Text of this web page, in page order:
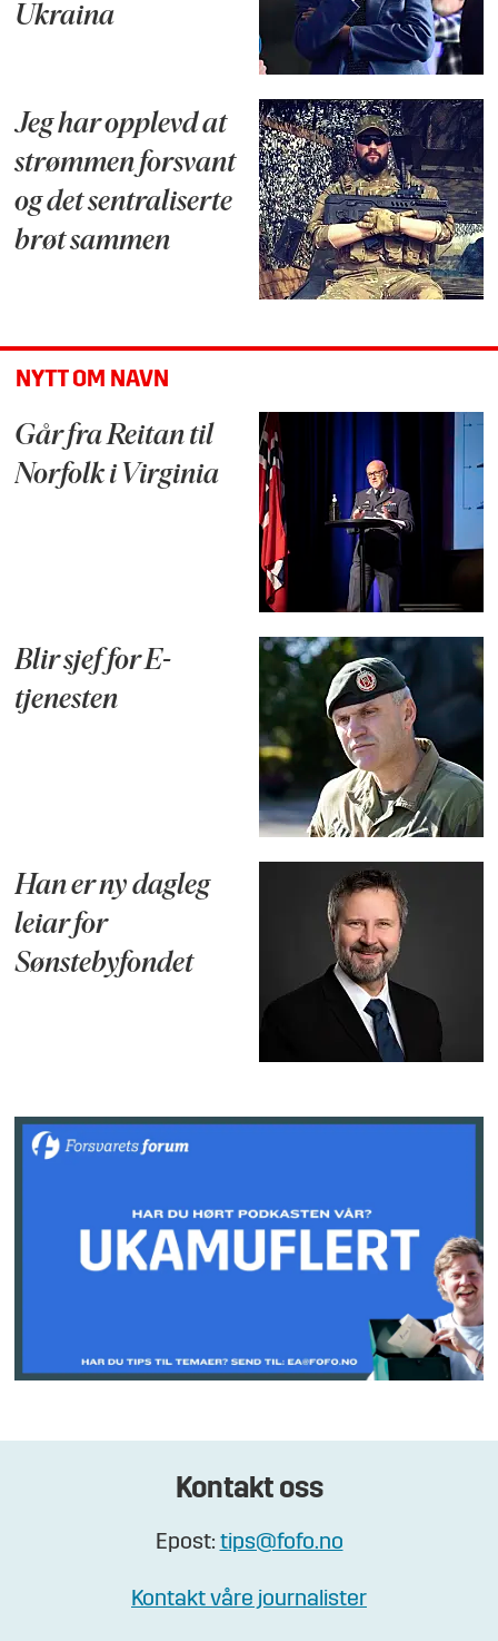
Ukraina
Jeg har opplevd at
strømmen forsvant
og det sentraliserte
brøt sammen
NYTT OM NAVN
Går fra Reitan til
Norfolk i Virginia
Blir sjef for E-
tjenesten
Han er ny dagleg
leiar for
Sønstebyfondet
Kontakt oss
Epost: tips@fofo.no
Kontakt våre journalister